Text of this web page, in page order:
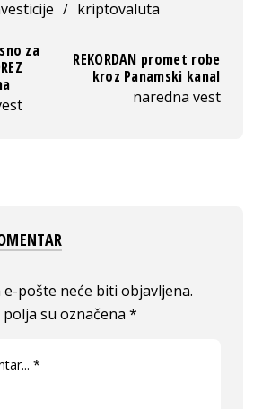
/ kriptovaluta
za
REKORDAN promet robe
kroz Panamski kanal
naredna vest
e-pošte neće biti objavljena.
su označena*